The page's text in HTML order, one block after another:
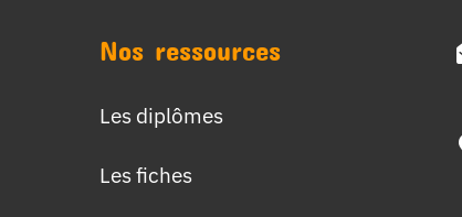
Nos ressources
Les diplômes
Les fiches